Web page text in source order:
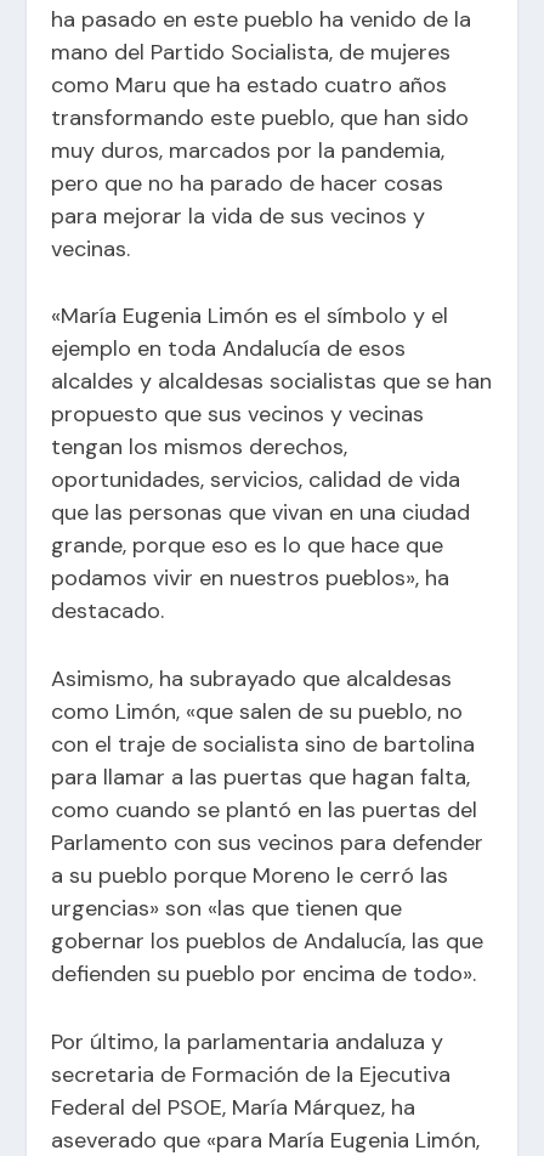
ha pasado en este pueblo ha venido de la
mano del Partido Socialista, de mujeres
como Maru que ha estado cuatro años
transformando este pueblo, que han sido
muy duros, marcados por la pandemia,
pero que no ha parado de hacer cosas
para mejorar la vida de sus vecinos y
vecinas.
«María Eugenia Limón es el símbolo y el
ejemplo en toda Andalucía de esos
alcaldes y alcaldesas socialistas que se han
propuesto que sus vecinos y vecinas
tengan los mismos derechos,
oportunidades, servicios, calidad de vida
que las personas que vivan en una ciudad
grande, porque eso es lo que hace que
podamos vivir en nuestros pueblos», ha
destacado.
Asimismo, ha subrayado que alcaldesas
como Limón, «que salen de su pueblo, no
con el traje de socialista sino de bartolina
para llamar a las puertas que hagan falta,
como cuando se plantó en las puertas del
Parlamento con sus vecinos para defender
a su pueblo porque Moreno le cerró las
urgencias» son «las que tienen que
gobernar los pueblos de Andalucía, las que
defienden su pueblo por encima de todo».
Por último, la parlamentaria andaluza y
secretaria de Formación de la Ejecutiva
Federal del PSOE, María Márquez, ha
aseverado que «para María Eugenia Limón,